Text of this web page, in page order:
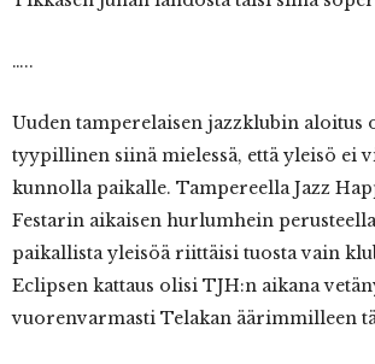
…..
Uuden tamperelaisen jazzklubin aloitus
tyypillinen siinä mielessä, että yleisö ei
kunnolla paikalle. Tampereella Jazz
Festarin aikaisen hurlumhein
paikallista yleisöä riittäisi tuosta vain
Eclipsen kattaus olisi TJH:n aikana
vuorenvarmasti Telakan äärimmilleen